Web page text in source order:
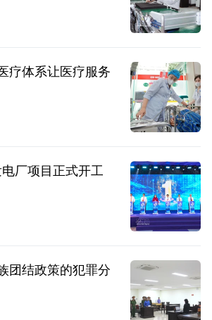
疗体系让医疗服务
厂项目正式开工
团结政策的犯罪分